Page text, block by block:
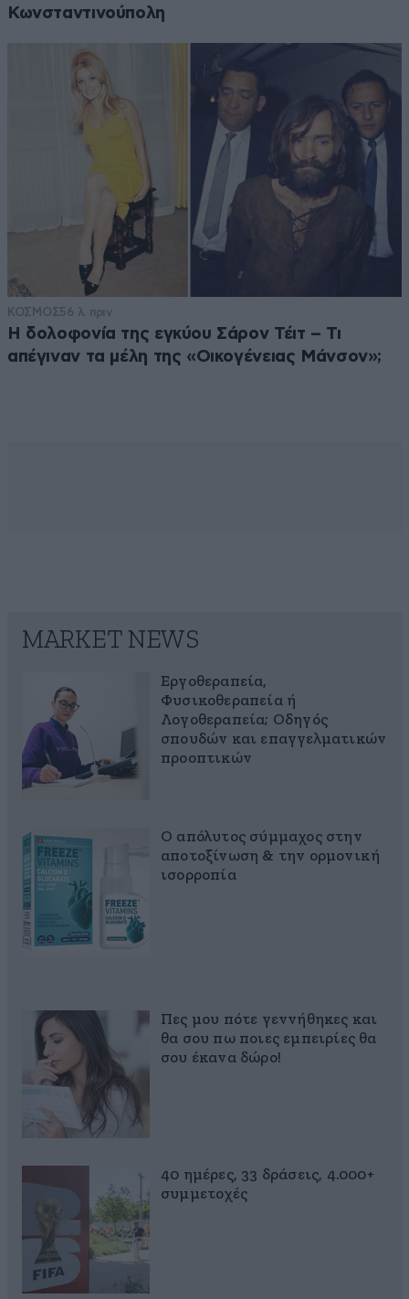
Κωνσταντινούπολη
ΚΟΣΜΟΣ56 λ. πριν
Η δολοφονία της εγκύου Σάρον Τέιτ – Τι
απέγιναν τα μέλη της «Οικογένειας Μάνσον»;
MARKET NEWS
Εργοθεραπεία,
Φυσικοθεραπεία ή
Λογοθεραπεία; Οδηγός
σπουδών και επαγγελματικών
προοπτικών
Ο απόλυτος σύμμαχος στην
αποτοξίνωση & την ορμονική
ισορροπία
Πες μου πότε γεννήθηκες και
θα σου πω ποιες εμπειρίες θα
σου έκανα δώρο!
40 ημέρες, 33 δράσεις, 4.000+
συμμετοχές